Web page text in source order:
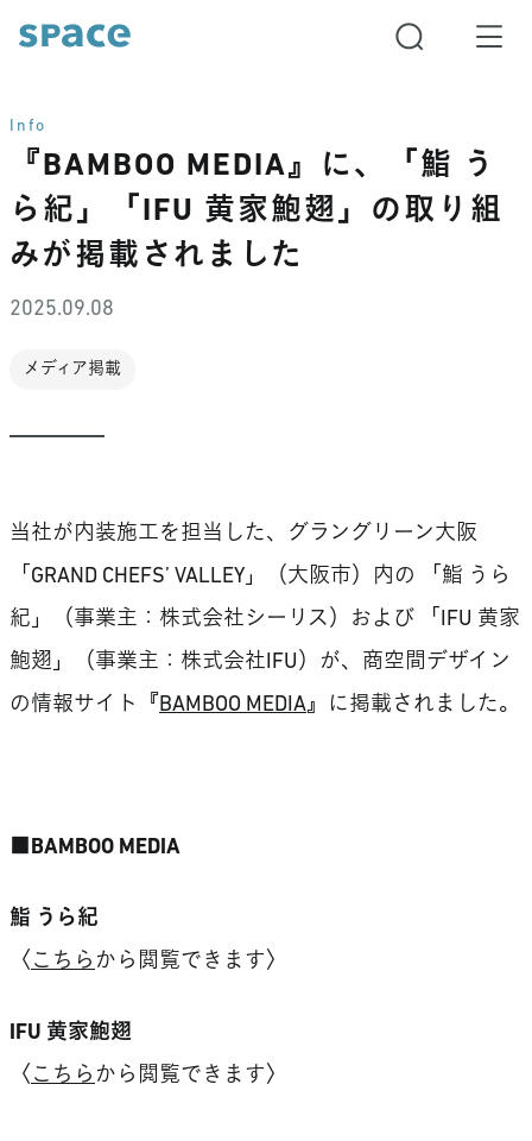
Info
『BAMBOO MEDIA』に、「鮨 う
ら紀」「IFU 黄家鮑翅」の取り組
みが掲載されました
2025.09.08
メディア掲載
当社が内装施工を担当した、グラングリーン大阪
「GRAND CHEFS’ VALLEY」（大阪市）内の 「鮨 うら
紀」（事業主：株式会社シーリス）および 「IFU 黄家
鮑翅」（事業主：株式会社IFU）が、商空間デザイン
の情報サイト『 BAMBOO MEDIA』に掲載されました。
■BAMBOO MEDIA
鮨 うら紀
〈 こちら から閲覧できます〉
IFU 黄家鮑翅
〈 こちら から閲覧できます〉